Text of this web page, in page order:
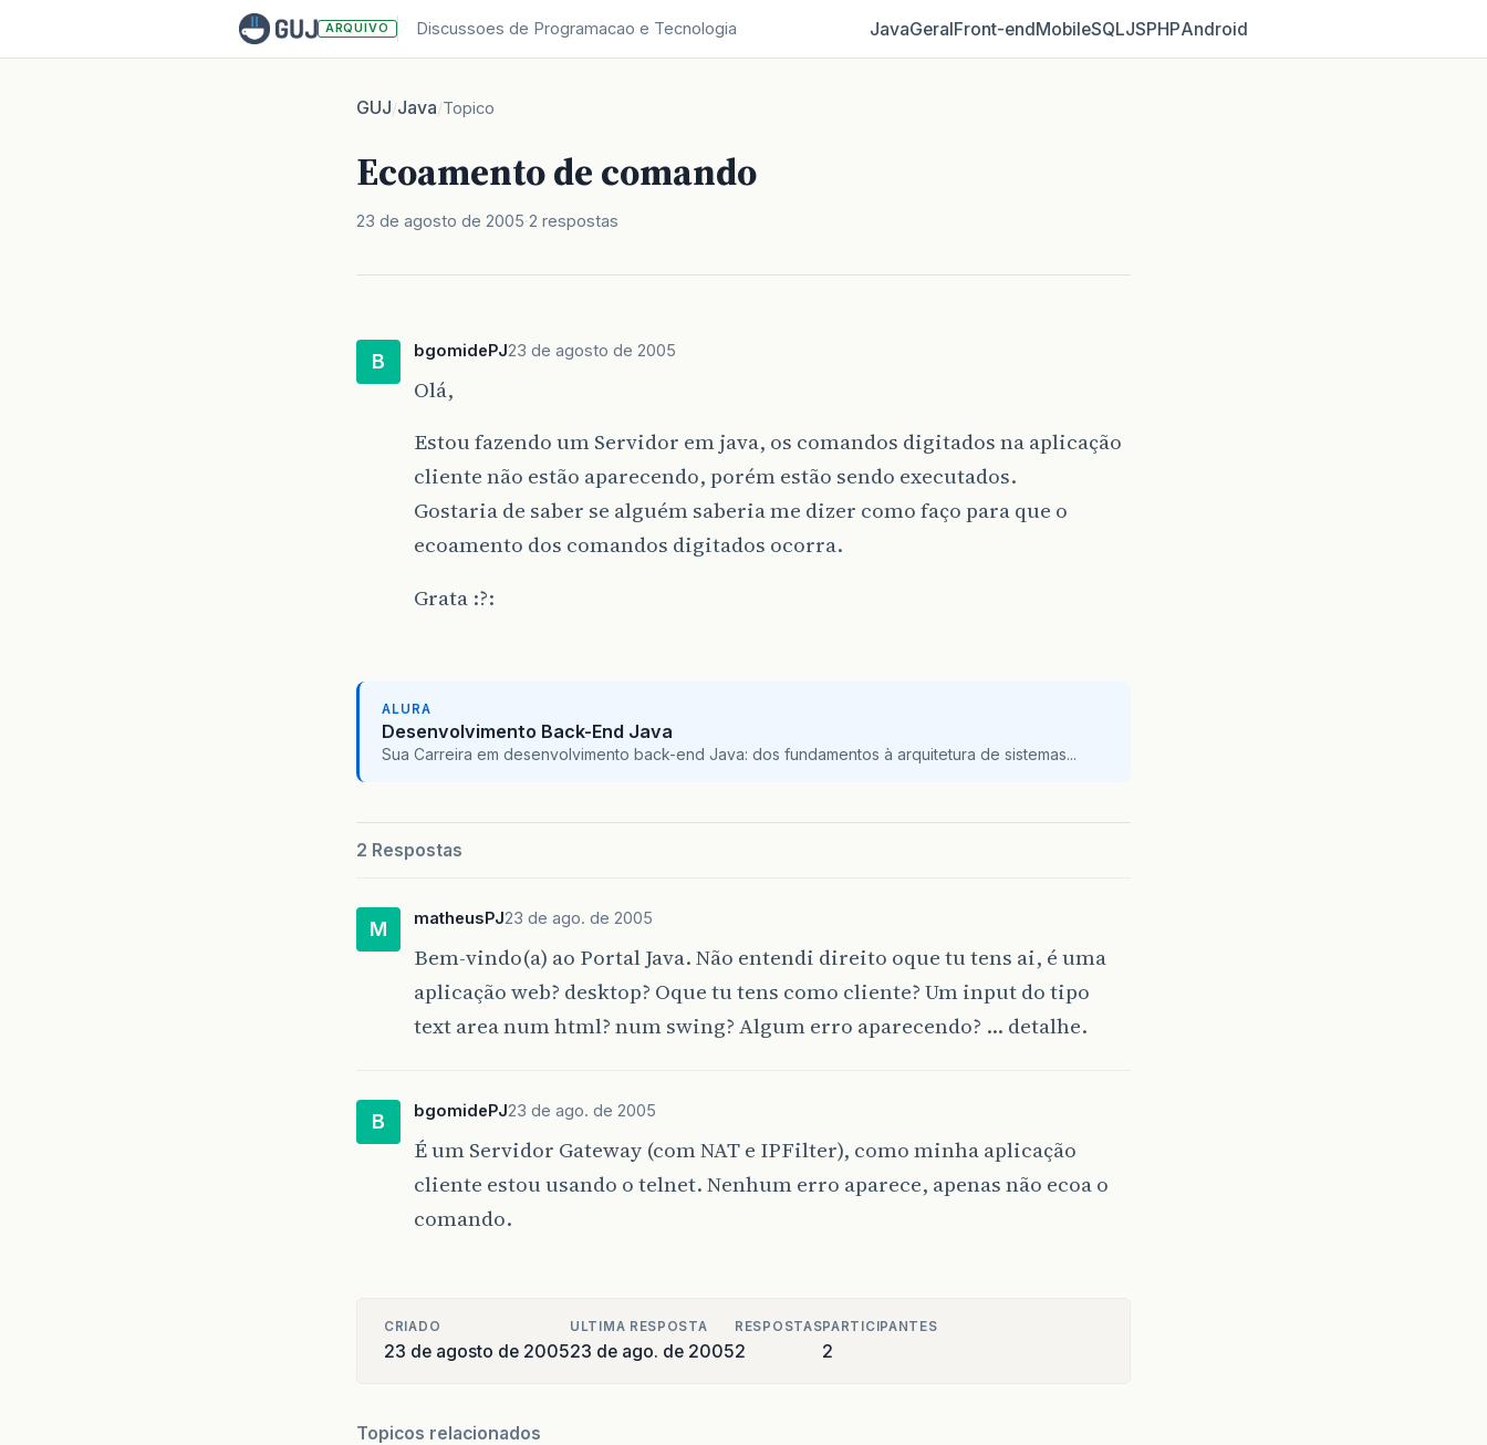
ARQUIVO Discussoes de Programacao e Tecnologia JavaGeralFront‑endMobileSQLJSPHPAndroid
GUJ/Java/Topico
Ecoamento de comando
23 de agosto de 2005 2 respostas
B bgomidePJ23 de agosto de 2005
Olá,
Estou fazendo um Servidor em java, os comandos digitados na aplicação
cliente não estão aparecendo, porém estão sendo executados.
Gostaria de saber se alguém saberia me dizer como faço para que o
ecoamento dos comandos digitados ocorra.
Grata :?:
ALURA
Desenvolvimento Back-End Java
Sua Carreira em desenvolvimento back-end Java: dos fundamentos à arquitetura de sistemas...
2 Respostas
M matheusPJ23 de ago. de 2005
Bem-vindo(a) ao Portal Java. Não entendi direito oque tu tens ai, é uma
aplicação web? desktop? Oque tu tens como cliente? Um input do tipo
text area num html? num swing? Algum erro aparecendo? … detalhe.
B bgomidePJ23 de ago. de 2005
É um Servidor Gateway (com NAT e IPFilter), como minha aplicação
cliente estou usando o telnet. Nenhum erro aparece, apenas não ecoa o
comando.
CRIADO
23 de agosto de 2005
ULTIMA RESPOSTA
23 de ago. de 2005
RESPOSTAS
2
PARTICIPANTES
2
Topicos relacionados